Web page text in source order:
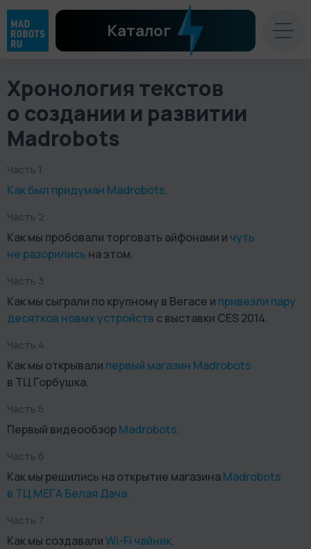
Каталог
Хронология текстов
о создании и развитии
Madrobots
Часть 1
Как был придуман Madrobots.
Часть 2
Как мы пробовали торговать айфонами и чуть
не разорились на этом.
Часть 3
Как мы сыграли по крупному в Вегасе и привезли пару
десятков новых устройств с выставки CES 2014.
Часть 4
Как мы открывали первый магазин Madrobots
в ТЦ Горбушка.
Часть 5
Первый видеообзорMadrobots.
Часть 6
Как мы решились на открытие магазинаMadrobots
в ТЦ МЕГА Белая Дача.
Часть 7
Как мы создавалиWi-Fi чайник.